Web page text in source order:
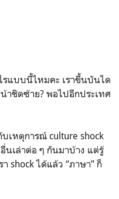
รแบบนี้ไหมคะ เราขึ้นบันได
าชิดซ้าย? พอไปอีกประเทศ
เหตุการณ์ culture shock
นเล่าต่อ ๆ กันมาบ้าง แต่รู้
shock ได้แล้ว “ภาษา” ก็